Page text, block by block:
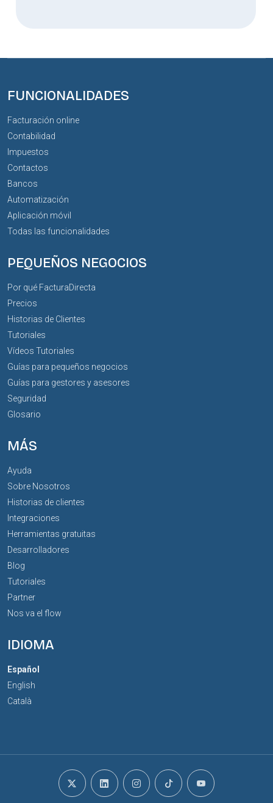
FUNCIONALIDADES
Facturación online
Contabilidad
Impuestos
Contactos
Bancos
Automatización
Aplicación móvil
Todas las funcionalidades
PEQUEÑOS NEGOCIOS
Por qué FacturaDirecta
Precios
Historias de Clientes
Tutoriales
Vídeos Tutoriales
Guías para pequeños negocios
Guías para gestores y asesores
Seguridad
Glosario
MÁS
Ayuda
Sobre Nosotros
Historias de clientes
Integraciones
Herramientas gratuitas
Desarrolladores
Blog
Tutoriales
Partner
Nos va el flow
IDIOMA
Español
English
Català